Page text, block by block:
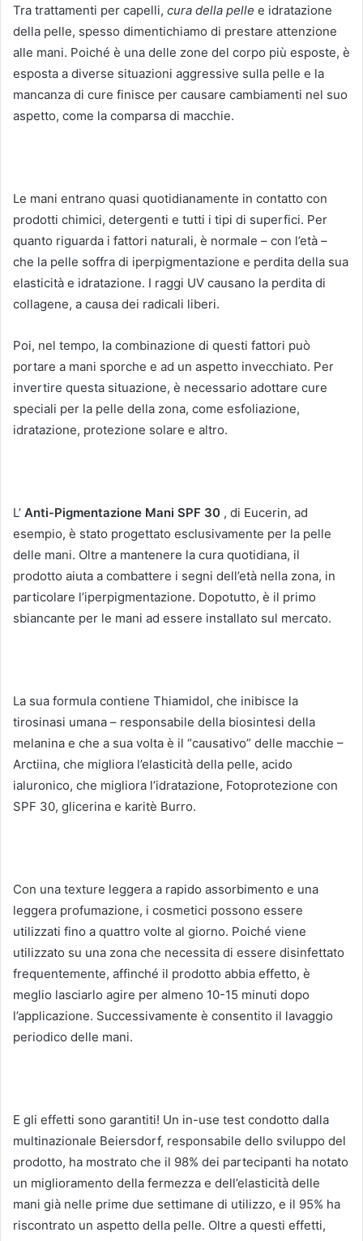
Tra trattamenti per capelli, cura della pelle e idratazione
della pelle, spesso dimentichiamo di prestare attenzione
alle mani. Poiché è una delle zone del corpo più esposte, è
esposta a diverse situazioni aggressive sulla pelle e la
mancanza di cure finisce per causare cambiamenti nel suo
aspetto, come la comparsa di macchie.
Le mani entrano quasi quotidianamente in contatto con
prodotti chimici, detergenti e tutti i tipi di superfici. Per
quanto riguarda i fattori naturali, è normale – con l’età –
che la pelle soffra di iperpigmentazione e perdita della sua
elasticità e idratazione. I raggi UV causano la perdita di
collagene, a causa dei radicali liberi.
Poi, nel tempo, la combinazione di questi fattori può
portare a mani sporche e ad un aspetto invecchiato. Per
invertire questa situazione, è necessario adottare cure
speciali per la pelle della zona, come esfoliazione,
idratazione, protezione solare e altro.
L’ Anti-Pigmentazione Mani SPF 30 , di Eucerin, ad
esempio, è stato progettato esclusivamente per la pelle
delle mani. Oltre a mantenere la cura quotidiana, il
prodotto aiuta a combattere i segni dell’età nella zona, in
particolare l’iperpigmentazione. Dopotutto, è il primo
sbiancante per le mani ad essere installato sul mercato.
La sua formula contiene Thiamidol, che inibisce la
tirosinasi umana – responsabile della biosintesi della
melanina e che a sua volta è il “causativo” delle macchie –
Arctiina, che migliora l’elasticità della pelle, acido
ialuronico, che migliora l’idratazione, Fotoprotezione con
SPF 30, glicerina e karitè Burro.
Con una texture leggera a rapido assorbimento e una
leggera profumazione, i cosmetici possono essere
utilizzati fino a quattro volte al giorno. Poiché viene
utilizzato su una zona che necessita di essere disinfettato
frequentemente, affinché il prodotto abbia effetto, è
meglio lasciarlo agire per almeno 10-15 minuti dopo
l’applicazione. Successivamente è consentito il lavaggio
periodico delle mani.
E gli effetti sono garantiti! Un in-use test condotto dalla
multinazionale Beiersdorf, responsabile dello sviluppo del
prodotto, ha mostrato che il 98% dei partecipanti ha notato
un miglioramento della fermezza e dell’elasticità delle
mani già nelle prime due settimane di utilizzo, e il 95% ha
riscontrato un aspetto della pelle. Oltre a questi effetti,